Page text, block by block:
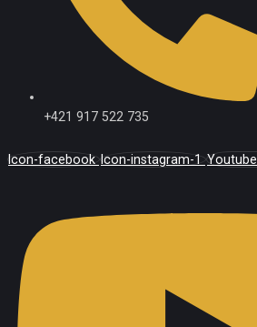
+421 917 522 735
Icon-facebook Icon-instagram-1 Youtube